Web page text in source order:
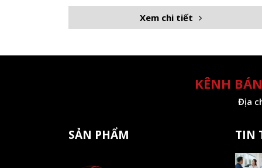
Xem chi tiết
KÊNH
Địa
SẢN PHẨM TIN